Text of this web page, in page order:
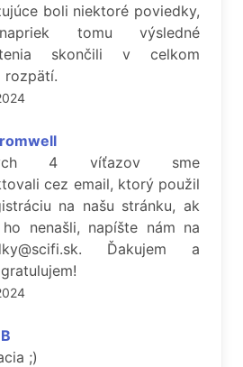
boli niektoré poviedky,
tomu výsledné
skončili v celkom
rozpätí.
4 víťazov sme
cez email, ktorý použil
na našu stránku, ak
nenašli, napíšte nám na
Ďakujem a
;)